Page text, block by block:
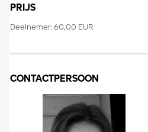
PRIJS
Deelnemer: 60,00 EUR
CONTACTPERSOON